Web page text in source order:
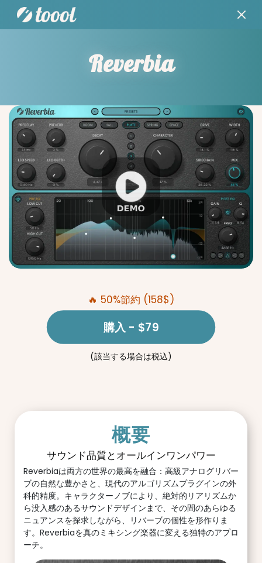
Reverbia
🔥 50%節約 (158$)
購入 - $79
(該当する場合は税込)
概要
サウンド品質とオールインワンパワー
Reverbiaは両方の世界の最高を融合：高級アナログリバー
ブの自然な豊かさと、現代のアルゴリズムプラグインの外
科的精度。キャラクターノブにより、絶対的リアリズムか
ら没入感のあるサウンドデザインまで、その間のあらゆる
ニュアンスを探求しながら、リバーブの個性を形作りま
す。Reverbiaを真のミキシング楽器に変える独特のアプロ
ーチ。